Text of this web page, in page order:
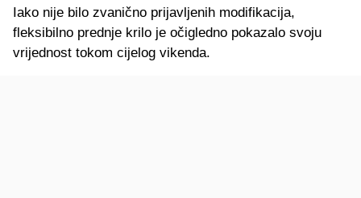
Iako nije bilo zvanično prijavljenih modifikacija,
fleksibilno prednje krilo je očigledno pokazalo svoju
vrijednost tokom cijelog vikenda.